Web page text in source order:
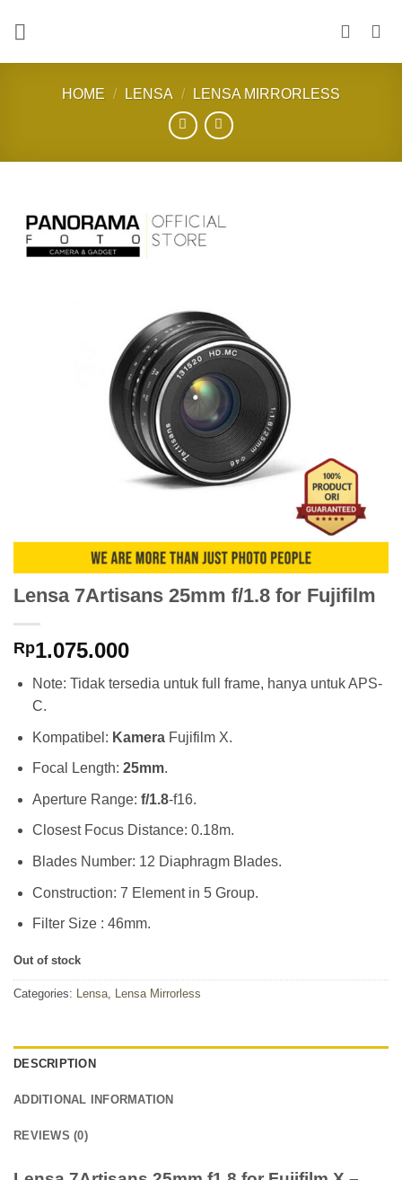
HOME / LENSA / LENSA MIRRORLESS
Lensa 7Artisans 25mm f/1.8 for Fujifilm
Rp1.075.000
Note: Tidak tersedia untuk full frame, hanya untuk APS-
C.
Kompatibel: KameraFujifilm X.
Focal Length: 25mm.
Aperture Range: f/1.8-f16.
Closest Focus Distance: 0.18m.
Blades Number: 12 Diaphragm Blades.
Construction: 7 Element in 5 Group.
Filter Size : 46mm.
Out of stock
Categories: Lensa Lensa Mirrorless
DESCRIPTION
ADDITIONAL INFORMATION
REVIEWS (0)